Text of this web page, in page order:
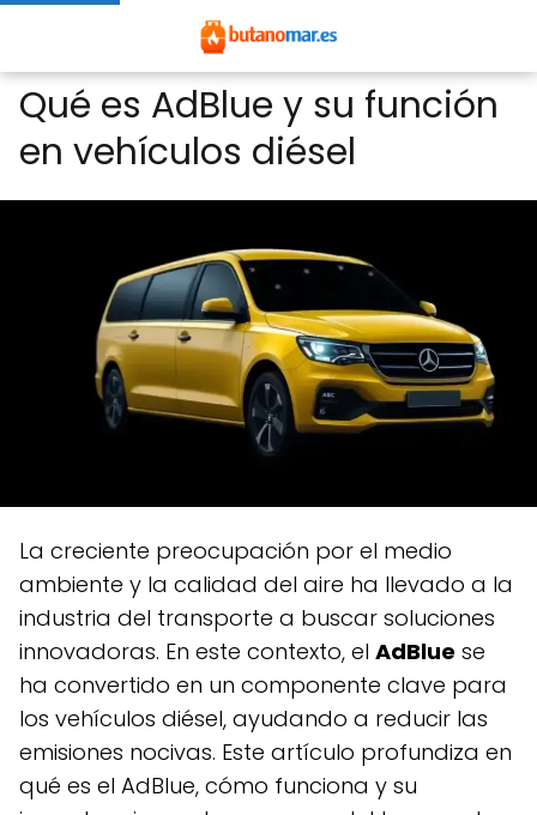
Qué es AdBlue y su función
en vehículos diésel
La creciente preocupación por el medio
ambiente y la calidad del aire ha llevado a la
industria del transporte a buscar soluciones
innovadoras. En este contexto, el AdBlue se
ha convertido en un componente clave para
los vehículos diésel, ayudando a reducir las
emisiones nocivas. Este artículo profundiza en
qué es el AdBlue, cómo funciona y su